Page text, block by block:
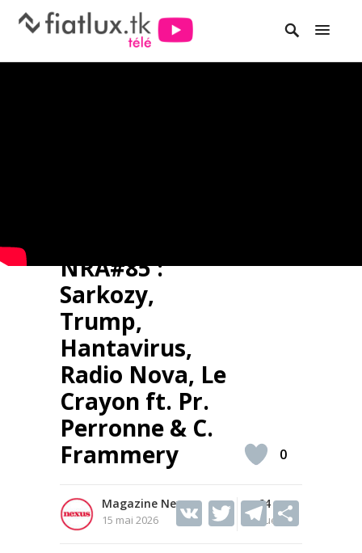
NRA#85 :
Sarkozy,
Trump,
Hantavirus,
Radio Nova, Le
Crayon ft. Pr.
Perronne & C.
Frammery
Magazine Nexus
15 mai 2026
64
Vues
V T T
0